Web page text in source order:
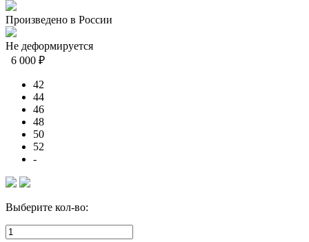
Произведено в России
Не деформируется
6 000 ₽
42
44
46
48
50
52
-
Выберите кол-во: